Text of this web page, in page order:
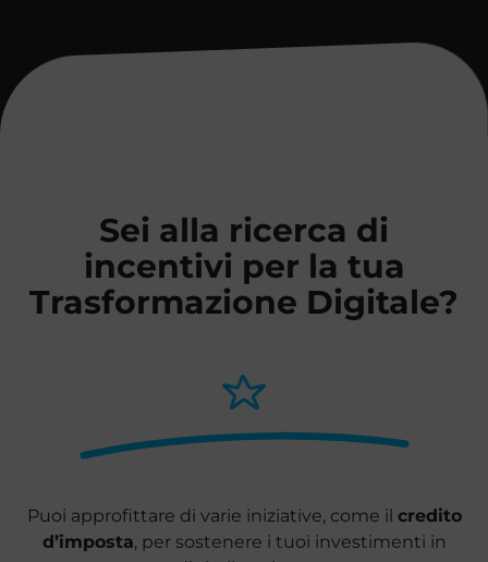
Sei alla ricerca di
incentivi per la tua
Trasformazione Digitale?
Puoi approfittare di varie iniziative, come il credito
d’imposta, per sostenere i tuoi investimenti in